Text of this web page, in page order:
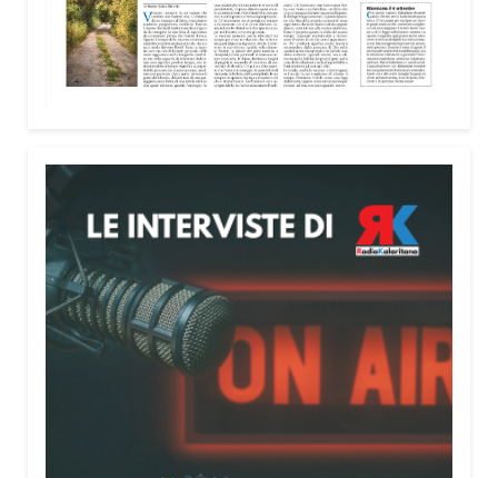
un confronto inserito nel percorso “Cagliari Città
della Pace e del Mediterraneo”, progetto che
promuove il dialogo e la collaborazione tra le
libanese del Consiglio dei Giovani del
Mediterraneo della CEI: «Il campo è molto più di
un’esperienza di volontariato: è un’opportunità per
costruire relazioni attraverso il servizio, linguaggio
universale capace di unire persone diverse».
Condividi:
X WhatsApp
E-mail Stampa